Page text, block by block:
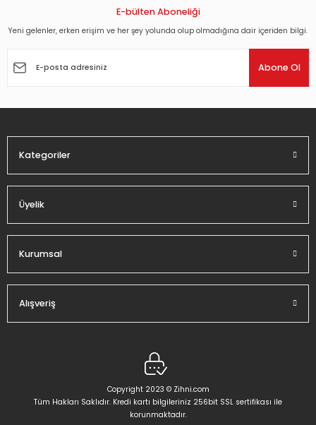
Görüş ve önerileriniz için teşekkür ederiz.
Ürün açıklamasında eksik bilgiler bulunuyor.
E-bülten Aboneliği
Yeni gelenler, erken erişim ve her şey yolunda olup olmadığına dair içeriden bilgi.
Abone Ol
Kategoriler
Üyelik
Kurumsal
Alışveriş
Copyright 2023 © Zihni.com
Tüm Hakları Saklıdır. Kredi kartı bilgileriniz 256bit SSL sertifikası ile
korunmaktadır.